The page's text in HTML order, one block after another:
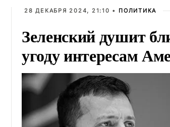
28 ДЕКАБРЯ 2024, 21:10 • ПОЛИТИКА
Зеленский душит
угоду интересам